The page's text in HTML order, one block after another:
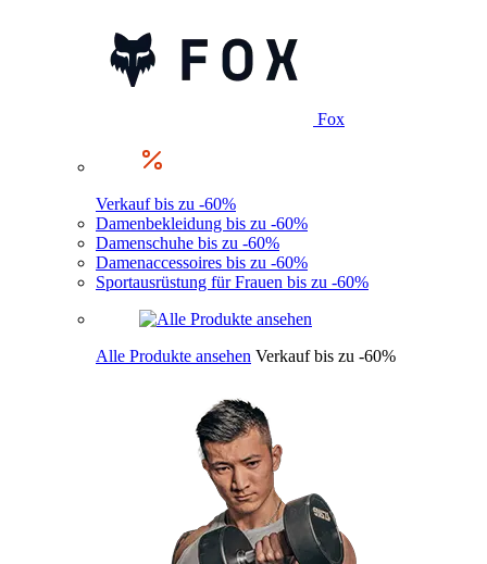
Fox
Verkauf bis zu -60%
Damenbekleidung bis zu -60%
Damenschuhe bis zu -60%
Damenaccessoires bis zu -60%
Sportausrüstung für Frauen bis zu -60%
Alle Produkte ansehen Verkauf bis zu -60%